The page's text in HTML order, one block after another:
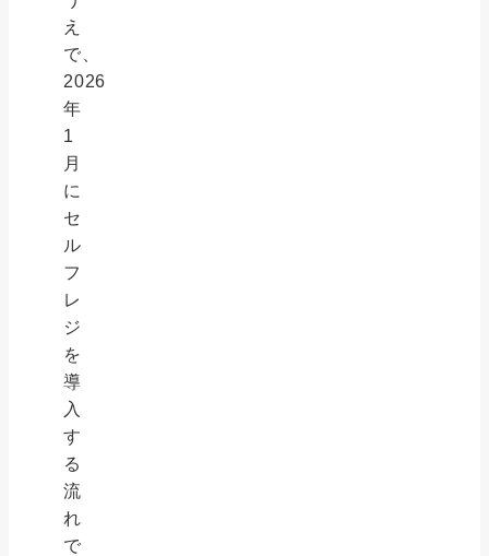
え
で、
2026
年
1
月
に
セ
ル
フ
レ
ジ
を
導
入
す
る
流
れ
で